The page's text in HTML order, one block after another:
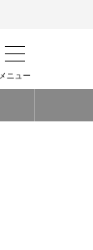
メニュー